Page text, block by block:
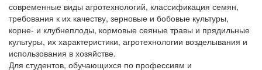
современные виды агротехнологий, классификация семян,
требования к их качеству, зерновые и бобовые культуры,
корне- и клубнеплоды, кормовые сеяные травы и прядильные
культуры, их характеристики, агротехнологии возделывания и
использования в хозяйстве.
Для студентов, обучающихся по профессиям и